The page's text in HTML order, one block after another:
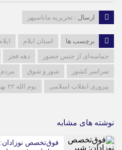
ارسال : تحریریه ماناسپهر
برچسب ها استان ایلام
حماسه‌ای از جنس حضور
دهه فجر
سراسر کشور
شور و شوق
مردم
پیروزی انقلاب اسلامی
یوم الله ۲۲ بهمن
نوشته های مشابه
فوق‌تخصص نوزادان: